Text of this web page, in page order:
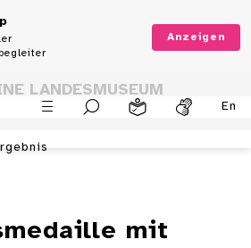
Anzeigen
En
LANDESMUSEUM
mit